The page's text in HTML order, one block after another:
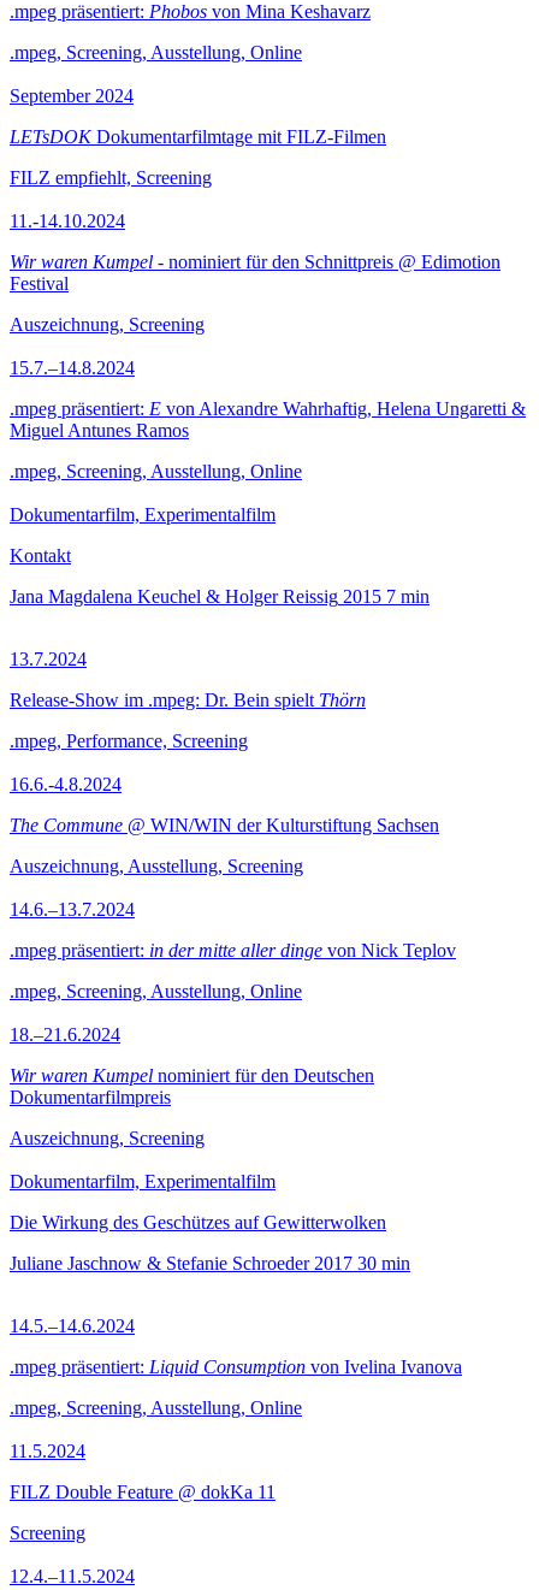
.mpeg präsentiert: Phobos von Mina Keshavarz
.mpeg, Screening, Ausstellung, Online
September 2024
LETsDOKDokumentarfilmtage mit FILZ-Filmen
FILZ empfiehlt, Screening
11.-14.10.2024
Wir waren Kumpel - nominiert für den Schnittpreis @ Edimotion
Festival
Auszeichnung, Screening
15.7.–14.8.2024
.mpeg präsentiert: E von Alexandre Wahrhaftig, Helena Ungaretti &
Miguel Antunes Ramos
.mpeg, Screening, Ausstellung, Online
Dokumentarfilm, Experimentalfilm
Kontakt
Jana Magdalena Keuchel & Holger Reissig 2015 7 min
13.7.2024
Release-Show im .mpeg: Dr. Bein spielt Thörn
.mpeg, Performance, Screening
16.6.-4.8.2024
The Commune @ WIN/WIN der Kulturstiftung Sachsen
Auszeichnung, Ausstellung, Screening
14.6.–13.7.2024
.mpeg präsentiert: in der mitte aller dinge von Nick Teplov
.mpeg, Screening, Ausstellung, Online
18.–21.6.2024
Wir waren Kumpel nominiert für den Deutschen
Dokumentarfilmpreis
Auszeichnung, Screening
Dokumentarfilm, Experimentalfilm
Die Wirkung des Geschützes auf Gewitterwolken
Juliane Jaschnow & Stefanie Schroeder 2017 30 min
14.5.–14.6.2024
.mpeg präsentiert: Liquid Consumption von Ivelina Ivanova
.mpeg, Screening, Ausstellung, Online
11.5.2024
FILZ Double Feature @ dokKa 11
Screening
12.4.–11.5.2024